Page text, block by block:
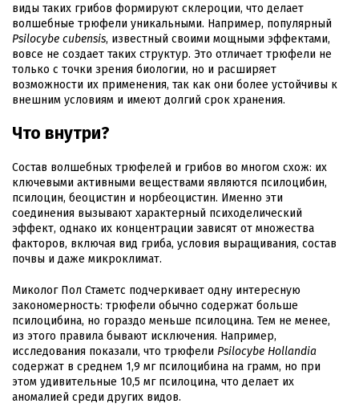
виды таких грибов формируют склероции, что делает
волшебные трюфели уникальными. Например, популярный
Psilocybe cubensis, известный своими мощными эффектами,
вовсе не создает таких структур. Это отличает трюфели не
только с точки зрения биологии, но и расширяет
возможности их применения, так как они более устойчивы к
внешним условиям и имеют долгий срок хранения.
Что внутри?
Состав волшебных трюфелей и грибов во многом схож: их
ключевыми активными веществами являются псилоцибин,
псилоцин, беоцистин и норбеоцистин. Именно эти
соединения вызывают характерный психоделический
эффект, однако их концентрации зависят от множества
факторов, включая вид гриба, условия выращивания, состав
почвы и даже микроклимат.
Миколог Пол Стаметс подчеркивает одну интересную
закономерность: трюфели обычно содержат больше
псилоцибина, но гораздо меньше псилоцина. Тем не менее,
из этого правила бывают исключения. Например,
исследования показали, что трюфели Psilocybe Hollandia
содержат в среднем 1,9 мг псилоцибина на грамм, но при
этом удивительные 10,5 мг псилоцина, что делает их
аномалией среди других видов.